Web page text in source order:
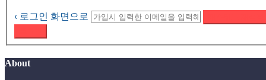
‹ 로그인 화면으로
About